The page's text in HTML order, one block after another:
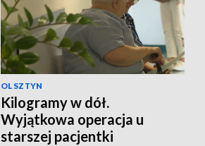
OLSZTYN
Kilogramy w dół.
Wyjątkowa operacja u
starszej pacjentki